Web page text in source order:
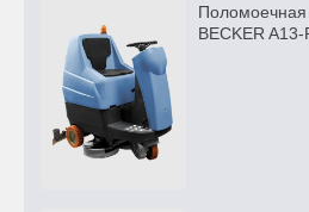
BECKER